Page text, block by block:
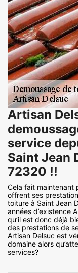
Artisan
service
Saint Jean
72320 !!
Cela fait maintenant
offrent ses
toiture à Saint Jean
années d’existence
qu’il est donc déjà
des prestations de
Artisan Delsuc est
domaine alors
services?